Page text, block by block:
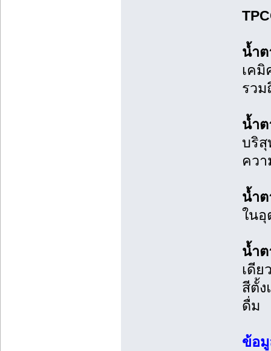
น้ำต
เค
รวม
น้ำ
บริสุ
ควา
น้ำ
ในอุ
น้ำต
เดี
สีตั้ง
ดื่ม
ข้อมู